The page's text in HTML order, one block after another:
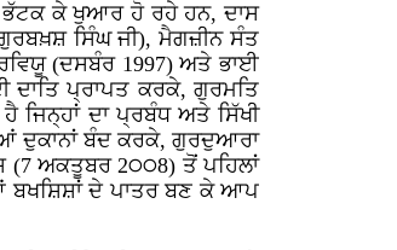
ਭੱਟਕ ਕੇ ਖੁਆਰ ਹੋ ਰਹੇ ਹਨ, ਦਾਸ
ਸਿੰਘ ਜੀ), ਮੈਗਜ਼ੀਨ ਸੰਤ
(ਦਸਬੰਰ 1997) ਅਤੇ ਭਾਈ
ਦਾਤਿ ਪ੍ਰਾਪਤ ਕਰਕੇ, ਗੁਰਮਤਿ
ਦਾ ਪ੍ਰਬੰਧ ਅਤੇ ਸਿੱਖੀ
ਦੁਕਾਨਾਂ ਬੰਦ ਕਰਕੇ, ਗੁਰਦੁਆਰਾ
(7 ਅਕਤੂਬਰ 2੦੦8) ਤੋਂ ਪਹਿਲਾਂ
ਬਖਸ਼ਿਸ਼ਾਂ ਦੇ ਪਾਤਰ ਬਣ ਕੇ ਆਪ